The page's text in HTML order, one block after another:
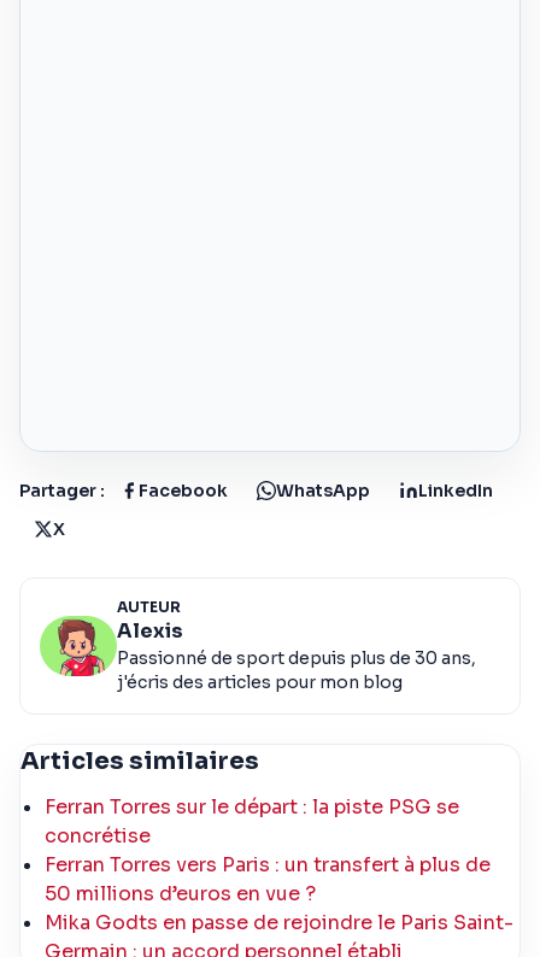
Partager : Facebook WhatsApp
LinkedIn
X
AUTEUR
Alexis
Passionné de sport depuis plus de 30 ans,
j'écris des articles pour mon blog
Articles similaires
Ferran Torres sur le départ : la piste PSG se
concrétise
Ferran Torres vers Paris : un transfert à plus de
50 millions d’euros en vue ?
Mika Godts en passe de rejoindre le Paris Saint-
Germain : un accord personnel établi